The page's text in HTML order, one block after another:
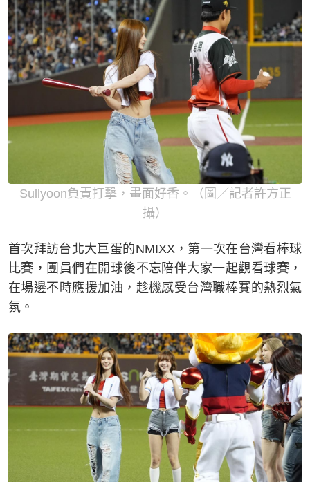
Sullyoon負責打擊，畫面好香。（圖／記者許方正
攝）
首次拜訪台北大巨蛋的NMIXX，第一次在台灣看棒球
比賽，團員們在開球後不忘陪伴大家一起觀看球賽，
在場邊不時應援加油，趁機感受台灣職棒賽的熱烈氣
氛。